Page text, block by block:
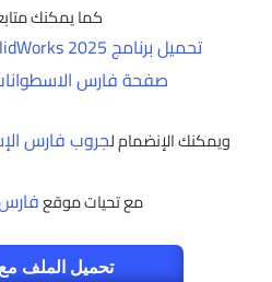
كما يمكنك
تحميل برنامج SolidWorks 2025 كامل مع التفعيل
صفحة فارس
ويمكنك الإنضمام لجروب فارس
مع تحيات موقع
تحميل الملف مع